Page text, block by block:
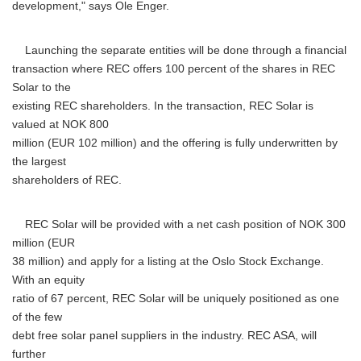
development," says Ole Enger.
Launching the separate entities will be done through a financial
transaction where REC offers 100 percent of the shares in REC
Solar to the
existing REC shareholders. In the transaction, REC Solar is
valued at NOK 800
million (EUR 102 million) and the offering is fully underwritten by
the largest
shareholders of REC.
REC Solar will be provided with a net cash position of NOK 300
million (EUR
38 million) and apply for a listing at the Oslo Stock Exchange.
With an equity
ratio of 67 percent, REC Solar will be uniquely positioned as one
of the few
debt free solar panel suppliers in the industry. REC ASA, will
further